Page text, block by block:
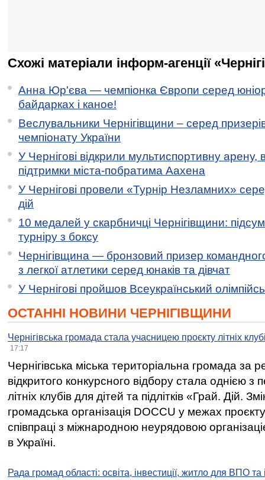
Схожі матеріали інформ-агенції
Анна Юр'єва — чемпіонка Європи серед
байдарках і каное!
Веслувальники Чернігівщини – серед
чемпіонату України
У Чернігові відкрили мультиспортивну арену,
підтримки міста-побратима Аахена
У Чернігові провели «Турнір Незламних»
дій
10 медалей у скарбничці Чернігівщини:
турніру з боксу
Чернігівщина — бронзовий призер
з легкої атлетики серед юнаків та дівчат
У Чернігові пройшов Всеукраїнський
ОСТАННІ НОВИНИ ЧЕРНІГІВЩИНИ
Чернігівська громада стала учасницею проєкту літніх
17:17
Чернігівська міська територіальна громада за
відкритого конкурсного відбору стала однією
літніх клубів для дітей та підлітків «Грай. Дій.
громадська організація DOCCU у межах
співпраці з міжнародною неурядовою
в Україні.
Рада громад області: освіта, інвестиції, житло для ВПО